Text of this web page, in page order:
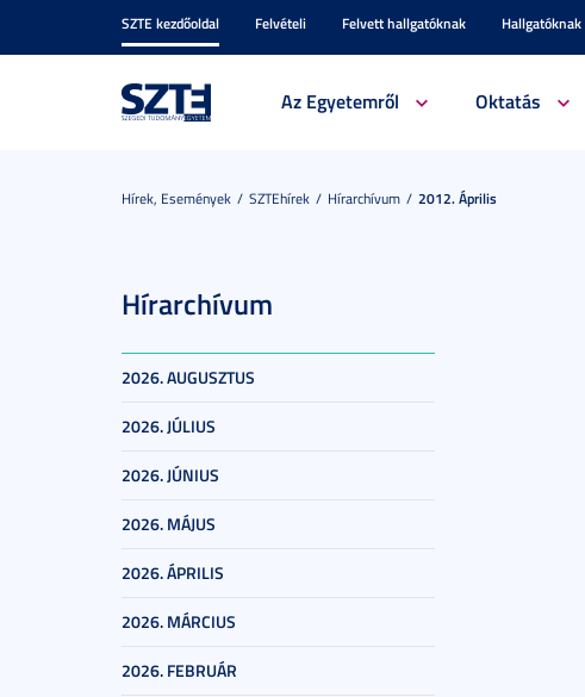
SZTE kezdőoldal Felvételi Felvett hallgatóknak Hallgatóknak
Az Egyetemről Oktatás
Hírek, Események SZTEhírek Hírarchívum 2012. Április
Hírarchívum
2026. AUGUSZTUS
2026. JÚLIUS
2026. JÚNIUS
2026. MÁJUS
2026. ÁPRILIS
2026. MÁRCIUS
2026. FEBRUÁR